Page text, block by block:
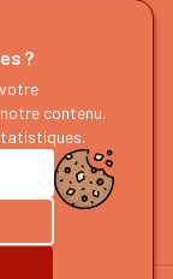
?
contenu.